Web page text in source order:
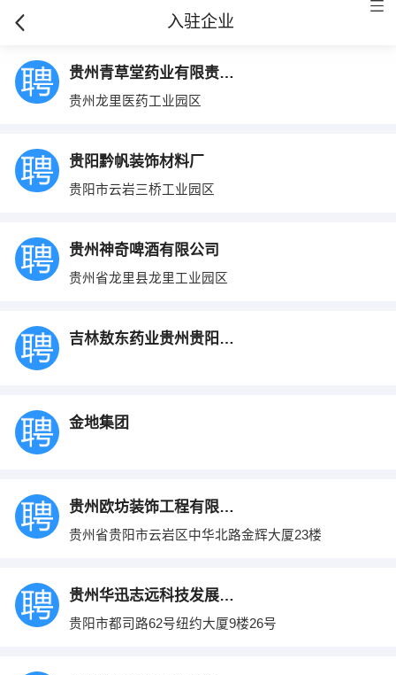
入驻企业
贵州青草堂药业有限责任公司
贵州龙里医药工业园区
贵阳黔帆装饰材料厂
贵阳市云岩三桥工业园区
贵州神奇啤酒有限公司
贵州省龙里县龙里工业园区
吉林敖东药业贵州贵阳办事处
金地集团
贵州欧坊装饰工程有限公司
贵州省贵阳市云岩区中华北路金辉大厦23楼
贵州华迅志远科技发展有限公司
贵阳市都司路62号纽约大厦9楼26号